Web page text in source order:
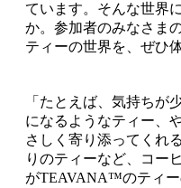
ています。そんな世界
か。参加者のみなさま
ティーの世界を、ぜひ
「たとえば、気持ちが
になるようなティー、
さしく寄り添ってくれ
りのティーなど、コー
がTEAVANA™のティ